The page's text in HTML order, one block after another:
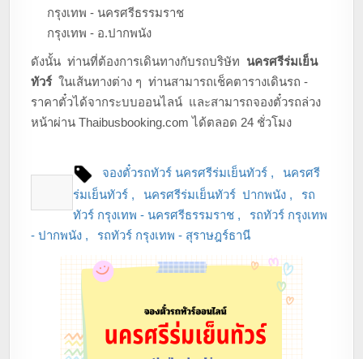
กรุงเทพ - นครศรีธรรมราช
กรุงเทพ - อ.ปากพนัง
ดังนั้น ท่านที่ต้องการเดินทางกับรถบริษัท นครศรีร่มเย็น
ทัวร์ ในเส้นทางต่าง ๆ ท่านสามารถเช็คตารางเดินรถ -
ราคาตั๋วได้จากระบบออนไลน์ และสามารถจองตั๋วรถล่วง
หน้าผ่าน Thaibusbooking.com ได้ตลอด 24 ชั่วโมง
จองตั๋วรถทัวร์ นครศรีร่มเย็นทัวร์
นครศรี
ร่มเย็นทัวร์
นครศรีร่มเย็นทัวร์ ปากพนัง
รถ
ทัวร์ กรุงเทพ - นครศรีธรรมราช
รถทัวร์ กรุงเทพ
- ปากพนัง
รถทัวร์ กรุงเทพ - สุราษฎร์ธานี